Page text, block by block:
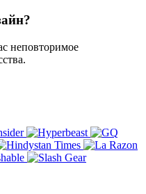
неповторимое